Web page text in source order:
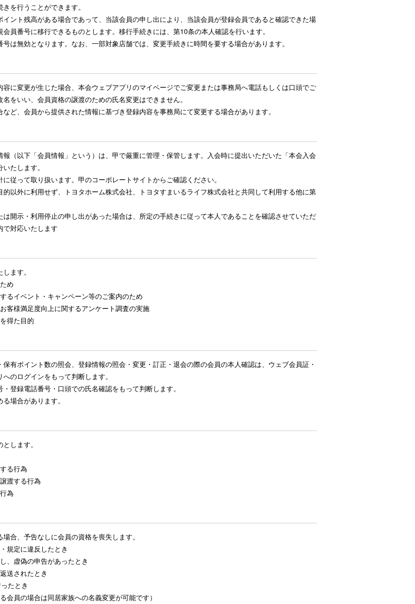
を行うことができます。
ント残高がある場合であって、当該会員の申し出により、当該会員が登録会員であると確認できた場
員番号に移行できるものとします。移行手続きには、第10条の本人確認を行います。
は無効となります。なお、一部対象店舗では、変更手続きに時間を要する場合があります。
に変更が生じた場合、本会ウェブアプリのマイページでご変更または事務局へ電話もしくは口頭でご
をいい、会員資格の譲渡のための氏名変更はできません。
ど、会員から提供された情報に基づき登録内容を事務局にて変更する場合があります。
（以下「会員情報」という）は、甲で厳重に管理・保管します。入会時に提出いただいた「本会入会
たします。
従って取り扱います。甲のコーポレートサイトからご確認ください。
以外に利用せず、トヨタホーム株式会社、トヨタすまいるライフ株式会社と共同して利用する他に第
開示・利用停止の申し出があった場合は、所定の手続きに従って本人であることを確認させていただ
で対応いたします
ます。
め
るイベント・キャンペーン等のご案内のため
客様満足度向上に関するアンケート調査の実施
得た目的
有ポイント数の照会、登録情報の照会・変更・訂正・退会の際の会員の本人確認は、ウェブ会員証・
のログインをもって判断します。
登録電話番号・口頭での氏名確認をもって判断します。
場合があります。
します。
る行為
渡する行為
為
合、予告なしに会員の資格を喪失します。
規定に違反したとき
、虚偽の申告があったとき
送されたとき
たとき
会員の場合は同居家族への名義変更が可能です）